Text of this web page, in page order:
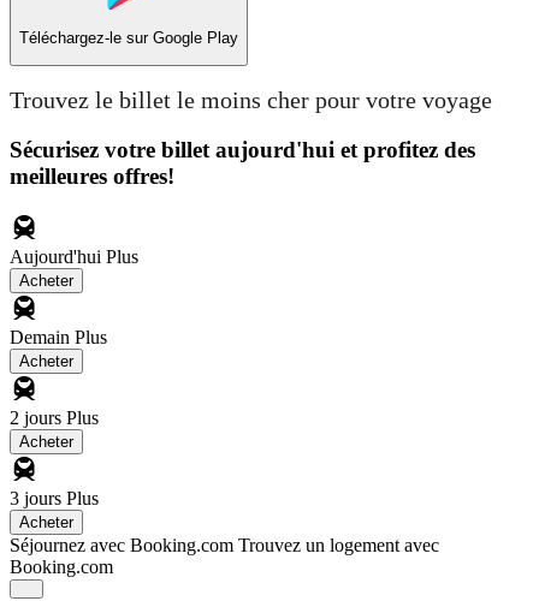
Téléchargez-le sur Google Play
Trouvez le billet le moins cher pour votre voyage
Sécurisez votre billet aujourd'hui et profitez des
meilleures offres!
Aujourd'hui Plus
Acheter
Demain Plus
Acheter
2 jours Plus
Acheter
3 jours Plus
Acheter
Séjournez avec Booking.com Trouvez un logement avec
Booking.com